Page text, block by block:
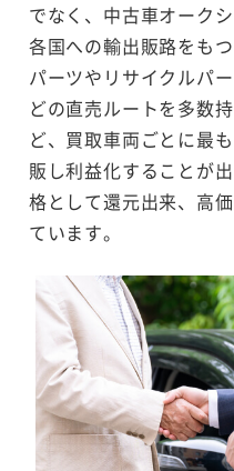
でなく、中古車オーク
各国への輸出販路をも
パーツやリサイクルパ
どの直売ルートを多数
ど、買取車両ごとに最
販し利益化することが
格として還元出来、高
ています。